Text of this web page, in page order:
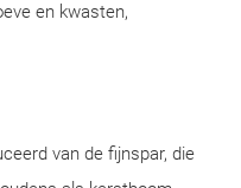
en kwasten,
van de fijnspar, die